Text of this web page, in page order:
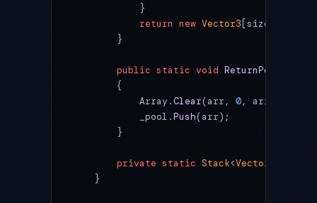
            }
            return
new Vector3 [size];
        }
        public
static void
        {
            Array.
Clear(arr, 0,
            _pool.
Push(arr);
        }
        private
static Stack<Vector3
    }